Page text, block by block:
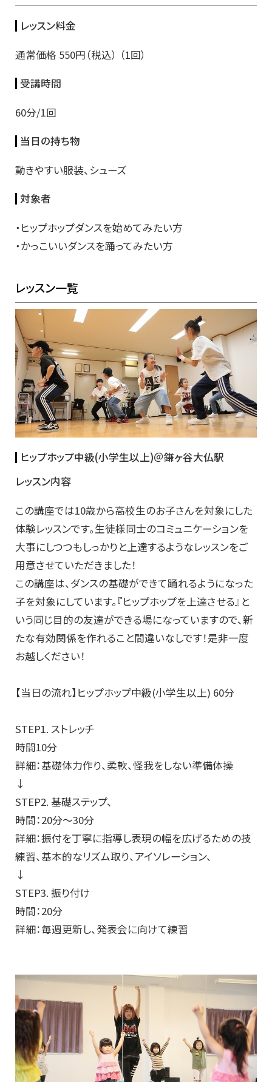
レッスン料金
通常価格 550円（税込） （1回）
受講時間
60分/1回
当日の持ち物
動きやすい服装、シューズ
対象者
・ヒップホップダンスを始めてみたい方
・かっこいいダンスを踊ってみたい方
レッスン一覧
ヒップホップ中級(小学生以上)＠鎌ヶ谷大仏駅
レッスン内容
この講座では10歳から高校生のお子さんを対象にした
体験レッスンです。生徒様同士のコミュニケーションを
大事にしつつもしっかりと上達するようなレッスンをご
用意させていただきました！
この講座は、ダンスの基礎ができて踊れるようになった
子を対象にしています。『ヒップホップを上達させる』と
いう同じ目的の友達ができる場になっていますので、新
たな有効関係を作れること間違いなしです！是非一度
お越しください！
【当日の流れ】ヒップホップ中級(小学生以上) 60分
STEP1. ストレッチ
時間10分
詳細：基礎体力作り、柔軟、怪我をしない準備体操
↓
STEP2. 基礎ステップ、
時間：20分～30分
詳細：振付を丁寧に指導し表現の幅を広げるための技
練習、基本的なリズム取り、アイソレーション、
↓
STEP3. 振り付け
時間：20分
詳細：毎週更新し、発表会に向けて練習